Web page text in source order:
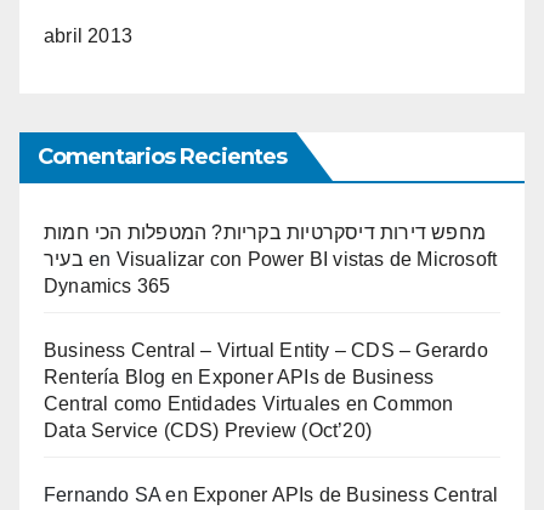
abril 2013
Comentarios Recientes
מחפש דירות דיסקרטיות בקריות? המטפלות הכי חמות
בעיר en Visualizar con Power BI vistas de Microsoft
Dynamics 365
Business Central – Virtual Entity – CDS – Gerardo
Rentería Blog en Exponer APIs de Business
Central como Entidades Virtuales en Common
Data Service (CDS) Preview (Oct’20)
Fernando SA en Exponer APIs de Business Central